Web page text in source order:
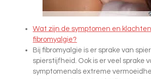
Wat zijn de symptomen en
fibromyalgie?
Bij fibromyalgie is er sprake van
spierstijfheid. Ook is er veel sprake
symptomenals extreme